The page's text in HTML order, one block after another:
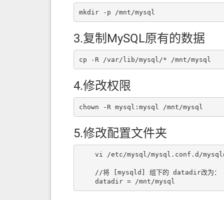
mkdir -p /mnt/mysql
3.复制MySQL原有的数据
cp -R /var/lib/mysql/* /mnt/mysql
4.修改权限
chown -R mysql:mysql /mnt/mysql
5.修改配置文件夹
    datadir = /mnt/mysql